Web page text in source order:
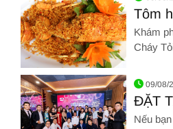
hương
Hình ảnh về Tôm hùm bông
Tôm
Một
đặc
Khám
Cháy
thơm
09/08/
ĐẶT
TẠI
Nếu